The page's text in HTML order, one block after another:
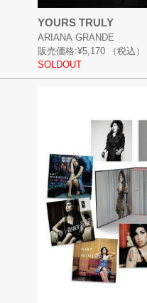
YOURS TRULY
ARIANA GRANDE
販売価格:¥5,170
（税込）
SOLDOUT